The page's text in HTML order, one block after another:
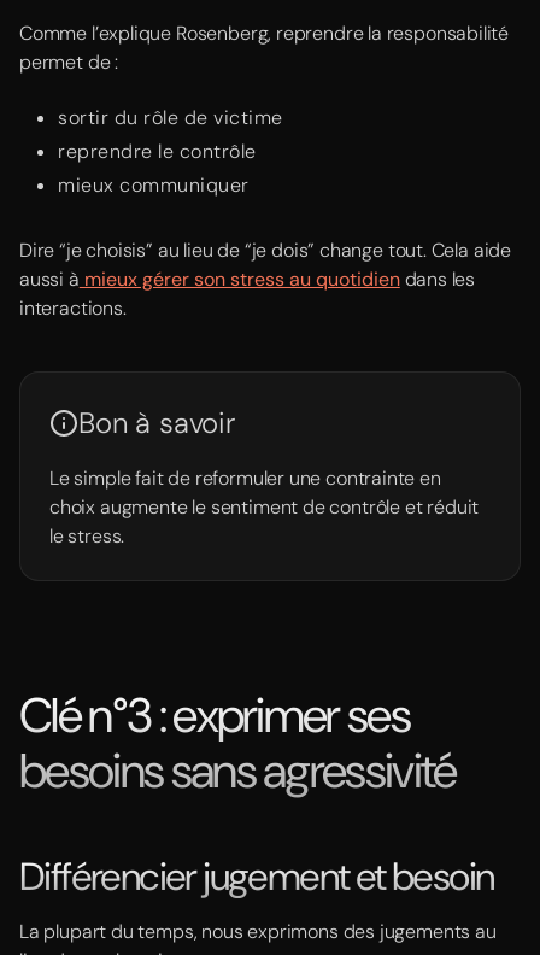
Comme l’explique Rosenberg, reprendre la responsabilité
permet de :
sortir du rôle de victime
reprendre le contrôle
mieux communiquer
Dire “je choisis” au lieu de “je dois” change tout. Cela aide
aussi à mieux gérer son stress au quotidiendans les
interactions.
Bon à savoir
Le simple fait de reformuler une contrainte en
choix augmente le sentiment de contrôle et réduit
le stress.
Clé n°3 : exprimer ses
besoins sans agressivité
Différencier jugement et besoin
La plupart du temps, nous exprimons des jugements au